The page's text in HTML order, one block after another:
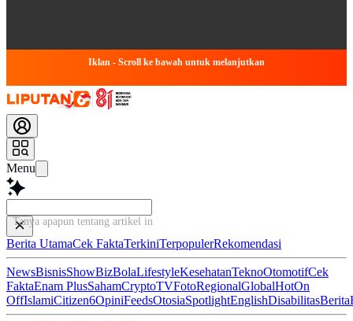
Iklan - Scroll ke bawah untuk melanjutkan
Menu
Tanya apapun tentang artikel ini...
Berita UtamaCek FaktaTerkiniTerpopulerRekomendasi
NewsBisnisShowBizBolaLifestyleKesehatanTeknoOtomotifCek
FaktaEnam PlusSahamCryptoTVFotoRegionalGlobalHotOn
OffIslamiCitizen6OpiniFeedsOtosiaSpotlightEnglishDisabilitasBerita